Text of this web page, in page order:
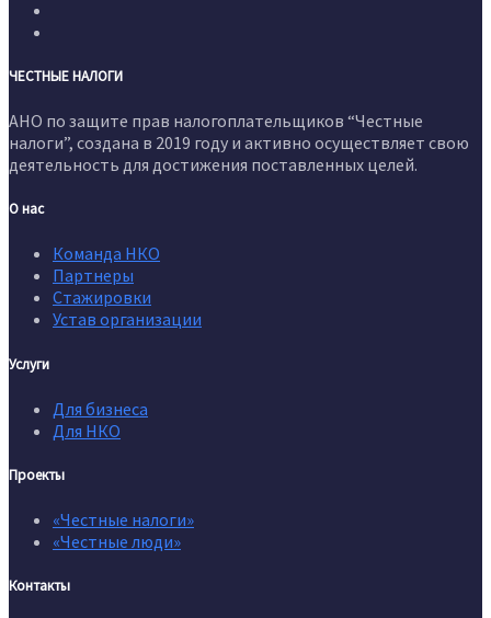
ЧЕСТНЫЕ НАЛОГИ
АНО по защите прав налогоплательщиков “Честные
налоги”, создана в 2019 году и активно осуществляет свою
деятельность для достижения поставленных целей.
О нас
Команда НКО
Партнеры
Стажировки
Устав организации
Услуги
Для бизнеса
Для НКО
Проекты
«Честные налоги»
«Честные люди»
Контакты